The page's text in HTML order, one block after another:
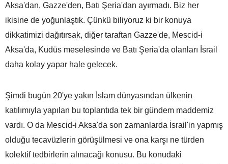
Aksa'dan, Gazze'den, Batı Şeria'dan ayırmadı. Biz her
ikisine de yoğunlaştık. Çünkü biliyoruz ki bir konuya
dikkatimizi dağıtırsak, diğer taraftan Gazze'de, Mescid-i
Aksa'da, Kudüs meselesinde ve Batı Şeria'da olanları İsrail
daha kolay yapar hale gelecek.
Şimdi bugün 20'ye yakın İslam dünyasından ülkenin
katılımıyla yapılan bu toplantıda tek bir gündem maddemiz
vardı. O da Mescid-i Aksa'da son zamanlarda İsrail'in yapmış
olduğu tecavüzlerin görüşülmesi ve ona karşı ne türden
kolektif tedbirlerin alınacağı konusu. Bu konudaki